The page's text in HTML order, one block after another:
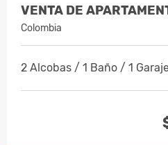
VENTA DE
Colombia
2 Alcobas / 1 Baño / 1